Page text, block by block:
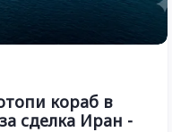
кораб в
сделка Иран -